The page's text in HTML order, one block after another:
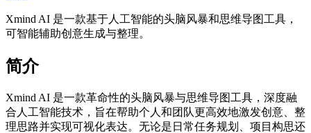
Xmind AI 是一款基于人工智能的头脑风暴和思维导图工具，
可智能辅助创意生成与整理。
简介
Xmind AI 是一款革命性的头脑风暴与思维导图工具，深度融
合人工智能技术，旨在帮助个人和团队更高效地激发创意、整
理思路并实现可视化表达。无论是日常任务规划、项目构思还